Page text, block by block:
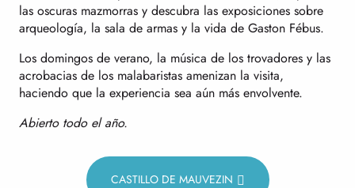
las oscuras mazmorras y descubra las exposiciones sobre
arqueología, la sala de armas y la vida de Gaston Fébus.
Los domingos de verano, la música de los trovadores y las
acrobacias de los malabaristas amenizan la visita,
haciendo que la experiencia sea aún más envolvente.
Abierto todo el año.
CASTILLO DE MAUVEZIN